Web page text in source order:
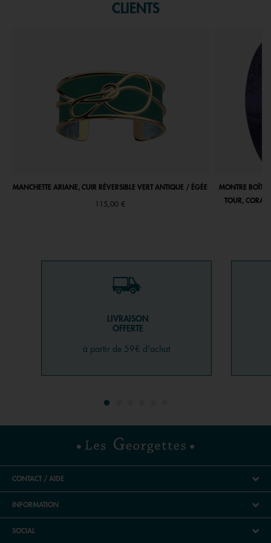
CLIENTS
MANCHETTE ARIANE, CUIR RÉVERSIBLE VERT ANTIQUE / ÉGÉE
115,00 €
MONTRE
TOUR,
LIVRAISON
OFFERTE
à partir de 59€ d'achat
CONTACT / AIDE
INFORMATION
SOCIAL